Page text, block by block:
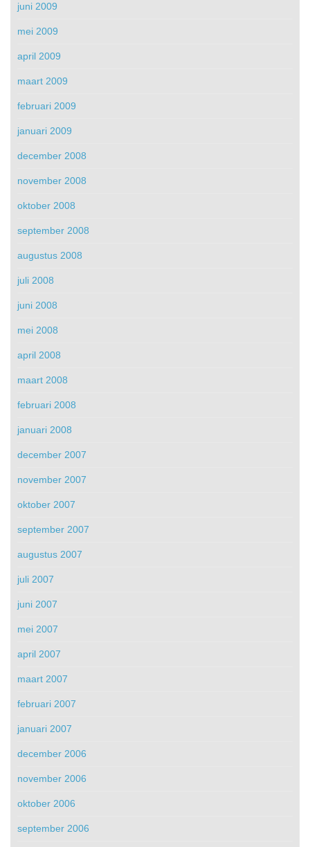
juni 2009
mei 2009
april 2009
maart 2009
februari 2009
januari 2009
december 2008
november 2008
oktober 2008
september 2008
augustus 2008
juli 2008
juni 2008
mei 2008
april 2008
maart 2008
februari 2008
januari 2008
december 2007
november 2007
oktober 2007
september 2007
augustus 2007
juli 2007
juni 2007
mei 2007
april 2007
maart 2007
februari 2007
januari 2007
december 2006
november 2006
oktober 2006
september 2006